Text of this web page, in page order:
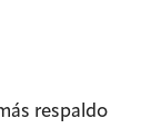
respaldo